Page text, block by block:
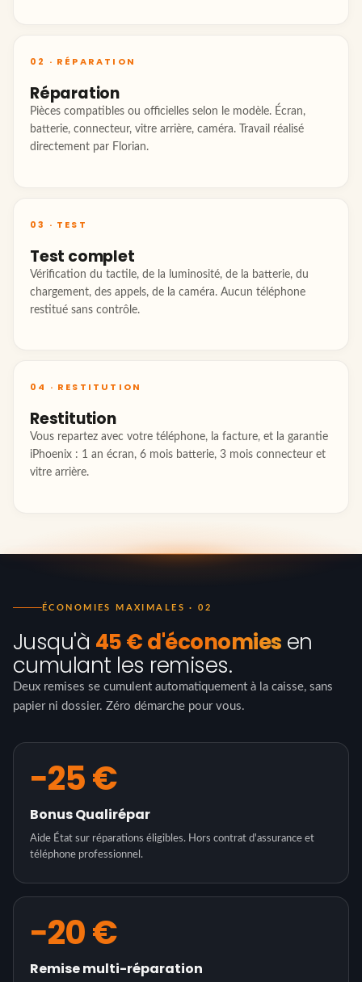
02 · RÉPARATION
Réparation
Pièces compatibles ou officielles selon le modèle. Écran,
batterie, connecteur, vitre arrière, caméra. Travail réalisé
directement par Florian.
03 · TEST
Test complet
Vérification du tactile, de la luminosité, de la batterie, du
chargement, des appels, de la caméra. Aucun téléphone
restitué sans contrôle.
04 · RESTITUTION
Restitution
Vous repartez avec votre téléphone, la facture, et la garantie
iPhoenix : 1 an écran, 6 mois batterie, 3 mois connecteur et
vitre arrière.
ÉCONOMIES MAXIMALES · 02
Jusqu'à 45 € d'économies en
cumulant les remises.
Deux remises se cumulent automatiquement à la caisse, sans
papier ni dossier. Zéro démarche pour vous.
−25 €
Bonus Qualirépar
Aide État sur réparations éligibles. Hors contrat d'assurance et
téléphone professionnel.
−20 €
Remise multi-réparation